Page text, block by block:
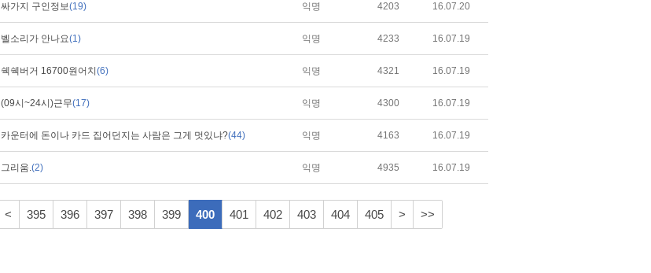
싸가지 구인정보(19) 익명 4203 16.07.20
벨소리가 안나요(1) 익명 4233 16.07.19
쉑쉑버거 16700원어치 (6) 익명 4321 16.07.19
(09시~24시)근무(17) 익명 4300 16.07.19
카운터에 돈이나 카드 집어던지는 사람은 그게 멋있냐?(44) 익명 4163 16.07.19
그리움.(2) 익명 4935 16.07.19
< 395 396 397 398 399 400 401 402 403 404 405 > >>